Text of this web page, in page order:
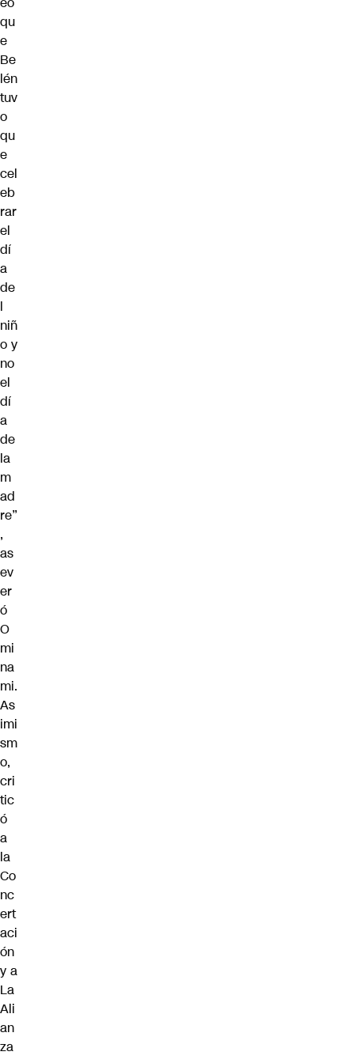
qu
e
Be
lén
tuv
o
qu
e
cel
eb
rar
el
dí
a
de
l
niñ
o y
no
el
dí
a
de
la
m
ad
re”
,
as
ev
er
ó
O
mi
na
mi.
As
imi
sm
o,
cri
tic
ó
a
la
Co
nc
ert
aci
ón
y a
La
Ali
an
za